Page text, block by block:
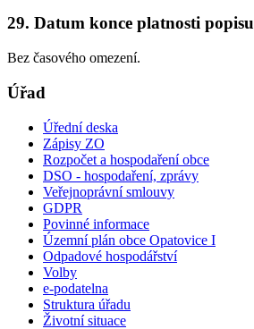
29. Datum konce platnosti popisu
Bez časového omezení.
Úřad
Úřední deska
Zápisy ZO
Rozpočet a hospodaření obce
DSO - hospodaření, zprávy
Veřejnoprávní smlouvy
GDPR
Povinné informace
Územní plán obce Opatovice I
Odpadové hospodářství
Volby
e-podatelna
Struktura úřadu
Životní situace